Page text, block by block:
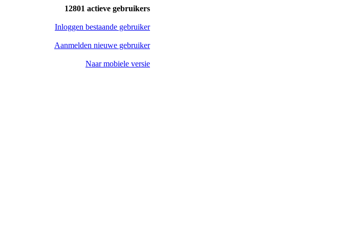
12801 actieve gebruikers
Inloggen bestaande gebruiker
Aanmelden nieuwe gebruiker
Naar mobiele versie